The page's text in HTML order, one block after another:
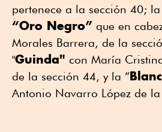
pertenece a la sección 40;
“Oro Negro” que en
Morales Barrera, de la
"Guinda" con María
de la sección 44, y la “
Antonio Navarro López de